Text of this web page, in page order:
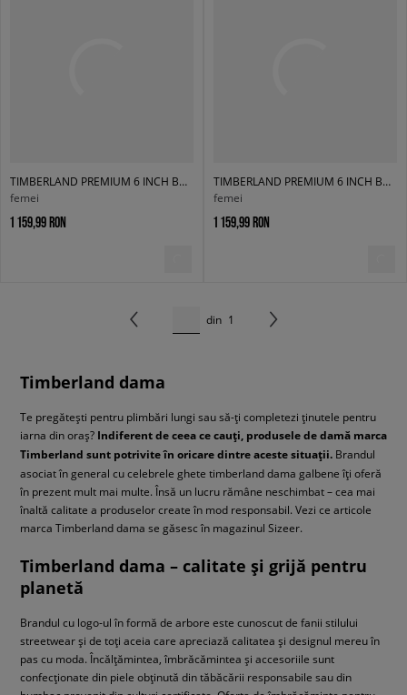
TIMBERLAND PREMIUM 6 INCH BOOT - W
femei
1 159,99 RON
TIMBERLAND PREMIUM 6 INCH BOOT - W
femei
1 159,99 RON
din 1
Timberland dama
Te pregătești pentru plimbări lungi sau să-ți completezi ținutele pentru
iarna din oraș? Indiferent de ceea ce cauți, produsele de damă marca
Timberland sunt potrivite în oricare dintre aceste situații. Brandul
asociat în general cu celebrele ghete timberland dama galbene îți oferă
în prezent mult mai multe. Însă un lucru rămâne neschimbat – cea mai
înaltă calitate a produselor create în mod responsabil. Vezi ce articole
marca Timberland dama se găsesc în magazinul Sizeer.
Timberland dama – calitate și grijă pentru
planetă
Brandul cu logo-ul în formă de arbore este cunoscut de fanii stilului
streetwear și de toți aceia care apreciază calitatea și designul mereu în
pas cu moda. Încălțămintea, îmbrăcămintea și accesoriile sunt
confecționate din piele obținută din tăbăcării responsabile sau din